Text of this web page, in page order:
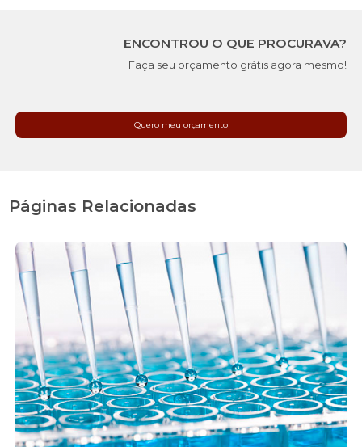
ENCONTROU O QUE PROCURAVA?
Faça seu orçamento grátis agora mesmo!
Quero meu orçamento
Páginas Relacionadas